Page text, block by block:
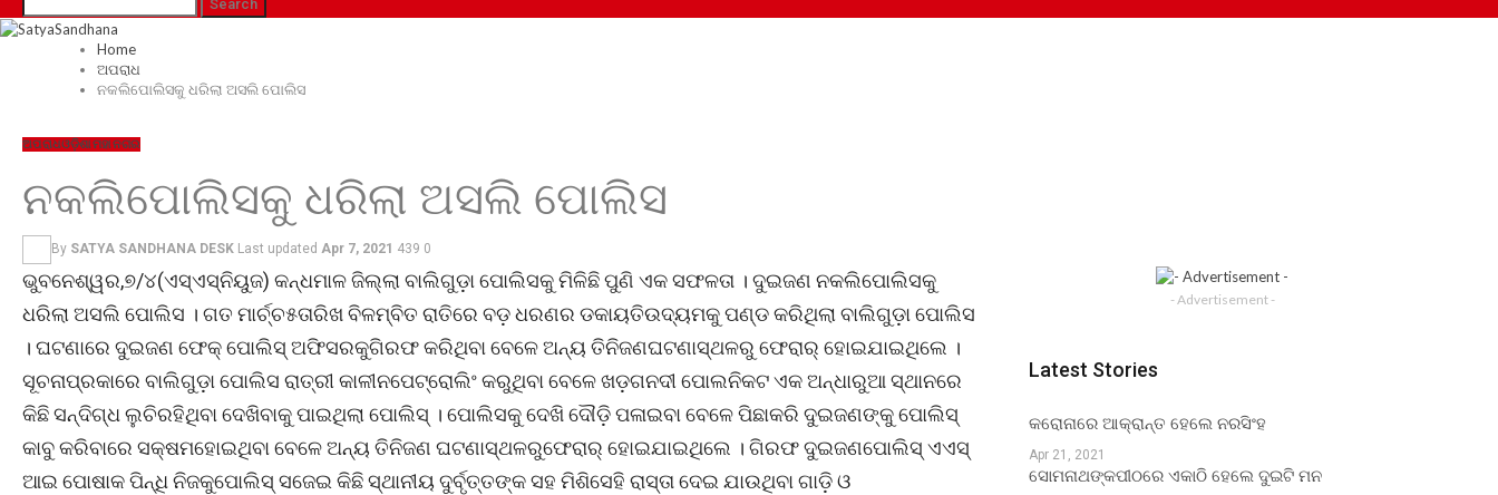
Home
ଅପରାଧ
ନକଲିପୋଲିସକୁ ଧରିଲା ଅସଲି ପୋଲିସ
ଅପରାଧଓଡ଼ିଶାମହାନଗର
ନକଲିପୋଲିସକୁ ଧରିଲା ଅସଲି ପୋଲିସ
By SATYA SANDHANA DESK Last updated Apr 7, 2021 439 0
ଭୁବନେଶ୍ୱର,୭/୪(ଏସ୍‌ଏସ୍‌ନିୟୁଜ) କନ୍ଧମାଳ ଜିଲ୍ଲା ବାଲିଗୁଡ଼ା ପୋଲିସକୁ ମିଳିଛି ପୁଣି ଏକ ସଫଳତା । ଦୁଇଜଣ ନକଲିପୋଲିସକୁ
ଧରିଲା ଅସଲି ପୋଲିସ । ଗତ ମାର୍ଚ୍ଚ୫ତାରିଖ ବିଳମ୍ବିତ ରାତିରେ ବଡ଼ ଧରଣର ଡକାୟତିଉଦ୍ୟମକୁ ପଣ୍ଡ କରିଥିଲା ବାଲିଗୁଡ଼ା ପୋଲିସ
। ଘଟଣାରେ ଦୁଇଜଣ ଫେକ୍ ପୋଲିସ୍ ଅଫିସରକୁଗିରଫ କରିଥିବା ବେଳେ ଅନ୍ୟ ତିନିଜଣଘଟଣାସ୍ଥଳରୁ ଫେରାର୍ ହୋଇଯାଇଥିଲେ ।
ସୂଚନାପ୍ରକାରେ ବାଲିଗୁଡ଼ା ପୋଲିସ ରାତ୍ରୀ କାଳୀନପେଟ୍ରୋଲିଂ କରୁଥିବା ବେଳେ ଖଡ଼ଗନଦୀ ପୋଲନିକଟ ଏକ ଅନ୍ଧାରୁଆ ସ୍ଥାନରେ
କିଛି ସନ୍ଦିଗ୍ଧ ଲୁଚିରହିଥିବା ଦେଖିବାକୁ ପାଇଥିଲା ପୋଲିସ୍ । ପୋଲିସକୁ ଦେଖି ଦୌଡ଼ି ପଳାଇବା ବେଳେ ପିଛାକରି ଦୁଇଜଣଙ୍କୁ ପୋଲିସ୍
କାବୁ କରିବାରେ ସକ୍ଷମହୋଇଥିବା ବେଳେ ଅନ୍ୟ ତିନିଜଣ ଘଟଣାସ୍ଥଳରୁଫେରାର୍ ହୋଇଯାଇଥିଲେ । ଗିରଫ ଦୁଇଜଣପୋଲିସ୍ ଏଏସ୍
ଆଇ ପୋଷାକ ପିନ୍ଧି ନିଜକୁପୋଲିସ୍ ସଜେଇ କିଛି ସ୍ଥାନୀୟ ଦୁର୍ବୃତ୍ତଙ୍କ ସହ ମିଶିସେହି ରାସ୍ତା ଦେଇ ଯାଉଥିବା ଗାଡ଼ି ଓ
- Advertisement -
Latest Stories
କରୋନାରେ ଆକ୍ରାନ୍ତ ହେଲେ ନରସିଂହ
Apr 21, 2021
ସୋମନାଥଙ୍କପୀଠରେ ଏକାଠି ହେଲେ ଦୁଇଟି ମନ